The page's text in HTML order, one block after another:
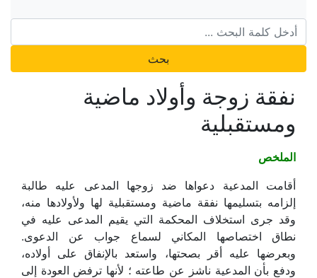
بحث
نفقة زوجة وأولاد ماضية
ومستقبلية
الملخص
أقامت المدعية دعواها ضد زوجها المدعى عليه طالبة
إلزامه بتسليمها نفقة ماضية ومستقبلية لها ولأولادها منه،
وقد جرى استخلاف المحكمة التي يقيم المدعى عليه في
نطاق اختصاصها المكاني لسماع جواب عن الدعوى.
وبعرضها عليه أقر بصحتها، واستعد بالإنفاق على أولاده،
ودفع بأن المدعية ناشز عن طاعته ؛ لأنها ترفض العودة إلى